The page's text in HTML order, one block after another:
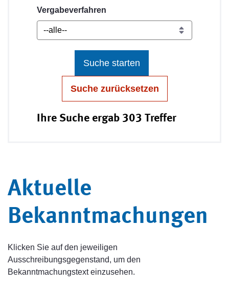
Vergabeverfahren
Suche starten
Suche zurücksetzen
Ihre Suche ergab 303 Treffer
Aktuelle
Bekanntmachungen
Klicken Sie auf den jeweiligen
Ausschreibungsgegenstand, um den
Bekanntmachungstext einzusehen.